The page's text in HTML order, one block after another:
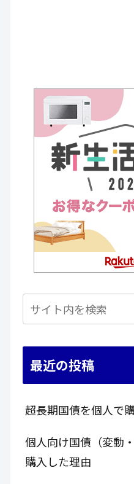
最近の投稿
超長期国債を個人で
個人向け国債（変動
購入した理由